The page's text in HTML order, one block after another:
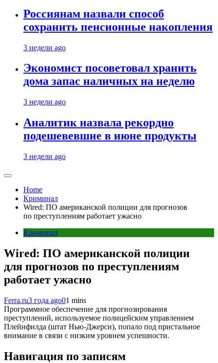
Россиянам назвали способ
сохранить пенсионные накопления
3 недели ago
Экономист посоветовал хранить
дома запас наличных на неделю
3 недели ago
Аналитик назвала рекордно
подешевевшие в июне продукты
3 недели ago
Home
Криминал
Wired: ПО американской полиции для прогнозов
по преступлениям работает ужасно
Криминал
Wired: ПО американской полиции
для прогнозов по преступлениям
работает ужасно
Ferra.ru3 года ago01 mins
Программное обеспечение для прогнозирования
преступлений, используемое полицейским управлением
Плейнфилда (штат Нью-Джерси), попало под пристальное
внимание в связи с низким уровнем успешности.
Навигация по записям